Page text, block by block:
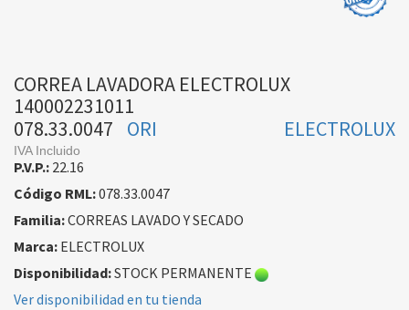
CORREA LAVADORA ELECTROLUX
140002231011
078.33.0047
ELECTROLUX
ORI
IVA Incluido
P.V.P.: 22.16
Código RML:078.33.0047
Familia:CORREAS LAVADO Y SECADO
Marca: ELECTROLUX
Disponibilidad:STOCK PERMANENTE
Ver disponibilidad en tu tienda